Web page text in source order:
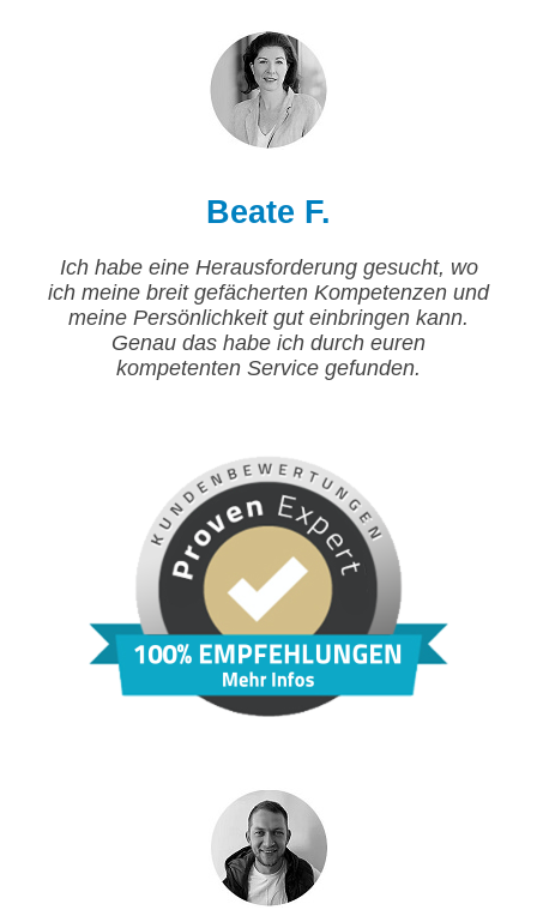
Beate F.
Ich habe eine Herausforderung gesucht, wo
ich meine breit gefächerten Kompetenzen und
meine Persönlichkeit gut einbringen kann.
Genau das habe ich durch euren
kompetenten Service gefunden.